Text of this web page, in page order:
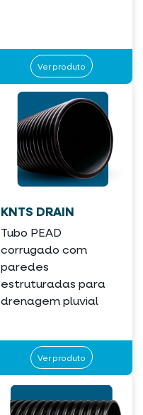
Ver produto
KNTS DRAIN
Tubo PEAD
corrugado com
paredes
estruturadas para
drenagem pluvial
Ver produto